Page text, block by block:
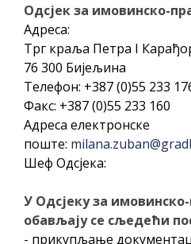
ДОДАТАК ЗА
СОЦИЈАЛНЕ
Обрасци захтјева
гориво доступни
новембра
Захтјев за
Ујић
ЈАВНИ ПОЗИВ ЗА
Одсјек за имовинско-
Адреса:
Трг краља Петра I
76 300 Бијељина
Телефон: +387 (0)55 233
Факс: +387 (0)55 233 160
Адреса електронске
поште:
Шеф Одсјека:
У Одсјеку за
обављају се сљедећи
- прикупљање